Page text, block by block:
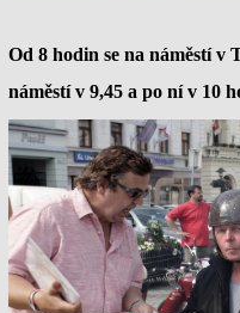
Od 8 hodin se na náměstí v
náměstí v 9,45 a po ní v 10